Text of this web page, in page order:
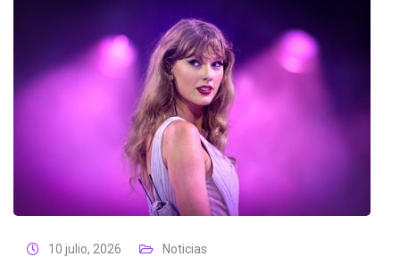
10 julio, 2026 Noticias